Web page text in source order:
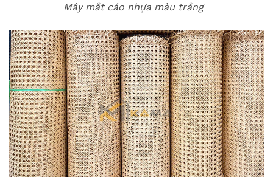
Mây mắt cáo nhựa màu trắng